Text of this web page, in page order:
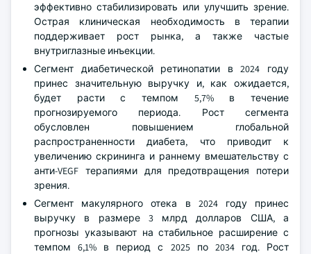
эффективно стабилизировать или улучшить зрение.
Острая клиническая необходимость в терапии
поддерживает рост рынка, а также частые
внутриглазные инъекции.
Сегмент диабетической ретинопатии в 2024 году
принес значительную выручку и, как ожидается,
будет расти с темпом 5,7% в течение
прогнозируемого периода. Рост сегмента
обусловлен повышением глобальной
распространенности диабета, что приводит к
увеличению скрининга и раннему вмешательству с
анти-VEGF терапиями для предотвращения потери
зрения.
Сегмент макулярного отека в 2024 году принес
выручку в размере 3 млрд долларов США, а
прогнозы указывают на стабильное расширение с
темпом 6,1% в период с 2025 по 2034 год. Рост